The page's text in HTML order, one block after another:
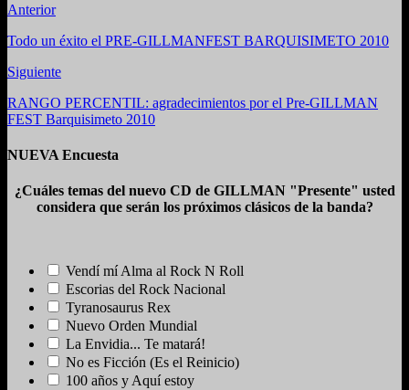
Anterior
Todo un éxito el PRE-GILLMANFEST BARQUISIMETO 2010
Siguiente
RANGO PERCENTIL: agradecimientos por el Pre-GILLMAN
FEST Barquisimeto 2010
NUEVA Encuesta
¿Cuáles temas del nuevo CD de GILLMAN "Presente" usted
considera que serán los próximos clásicos de la banda?
Vendí mí Alma al Rock N Roll
Escorias del Rock Nacional
Tyranosaurus Rex
Nuevo Orden Mundial
La Envidia... Te matará!
No es Ficción (Es el Reinicio)
100 años y Aquí estoy